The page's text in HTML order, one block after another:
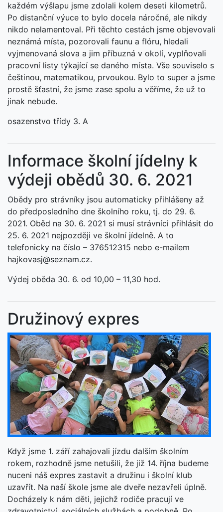
každém výšlapu jsme zdolali kolem deseti kilometrů.
Po distanční výuce to bylo docela náročné, ale nikdy
nikdo nelamentoval. Při těchto cestách jsme objevovali
neznámá místa, pozorovali faunu a flóru, hledali
vyjmenovaná slova a jim příbuzná v okolí, vyplňovali
pracovní listy týkající se daného místa. Vše souviselo s
češtinou, matematikou, prvoukou. Bylo to super a jsme
prostě šťastní, že jsme zase spolu a věříme, že už to
jinak nebude.
osazenstvo třídy 3. A
Informace školní jídelny k
výdeji obědů 30. 6. 2021
Obědy pro strávníky jsou automaticky přihlášeny až
do předposledního dne školního roku, tj. do 29. 6.
2021. Oběd na 30. 6. 2021 si musí strávníci přihlásit do
25. 6. 2021 nejpozději ve školní jídelně. A to
telefonicky na číslo – 376512315 nebo e-mailem
hajkovasj@seznam.cz.
Výdej oběda 30. 6. od 10,00 – 11,30 hod.
Družinový expres
Když jsme 1. září zahajovali jízdu dalším školním
rokem, rozhodně jsme netušili, že již 14. října budeme
nuceni náš expres zastavit a družinu i školní klub
uzavřít. Na naší škole jsme ale dveře nezavřeli úplně.
Docházely k nám děti, jejichž rodiče pracují ve